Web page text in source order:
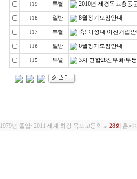
119 특별 2010년 제경목고총동
118 일반 8월정기모임안내
117 특별 축! 이성대 이전개업
116 일반 6월정기모임안내
115 특별 3차 연합28산우회/무
1979년 졸업~2011 세계 최강 목포고등학교 28회 홈페